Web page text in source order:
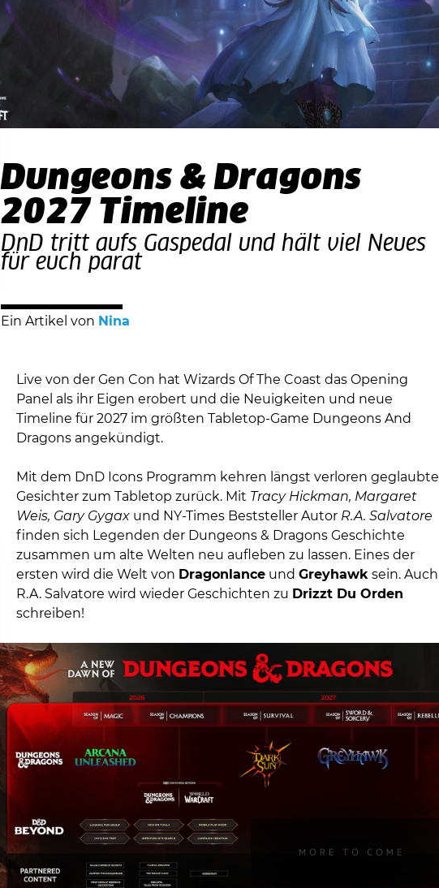
Dungeons & Dragons
2027 Timeline
DnD tritt aufs Gaspedal und hält viel Neues
für euch parat
Ein Artikel von Nina
Live von der Gen Con hat Wizards Of The Coast das Opening
Panel als ihr Eigen erobert und die Neuigkeiten und neue
Timeline für 2027 im größten Tabletop-Game Dungeons And
Dragons angekündigt.
Mit dem DnD Icons Programm kehren längst verloren geglaubte
Gesichter zum Tabletop zurück. Mit Tracy Hickman, Margaret
Weis, Gary Gygaxund NY-Times Beststeller Autor R.A. Salvatore
finden sich Legenden der Dungeons & Dragons Geschichte
zusammen um alte Welten neu aufleben zu lassen. Eines der
ersten wird die Welt von Dragonlanceund Greyhawksein. Auch
R.A. Salvatore wird wieder Geschichten zu Drizzt Du Orden
schreiben!